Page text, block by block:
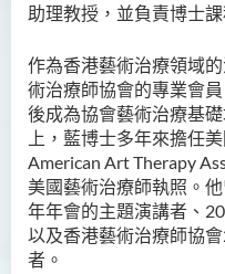
助理教授，並負責博士
作為香港藝術治療領域
術治療師協會的專業會
後成為協會藝術治療基
上，藍博士多年來擔任
American Art Therapy
美國藝術治療師執照。
年年會的主題演講者、
以及香港藝術治療師協會
者。